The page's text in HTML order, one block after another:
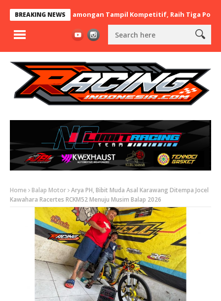
BREAKING NEWS
Asal Lamongan Tampil Kompetitif, Raih Tiga Podium di
Home Balap Motor Arya PH, Bibit Muda Asal Karawang Ditempa Jocel
Kawahara Racertes RCKM52 Menuju Musim Balap 2026